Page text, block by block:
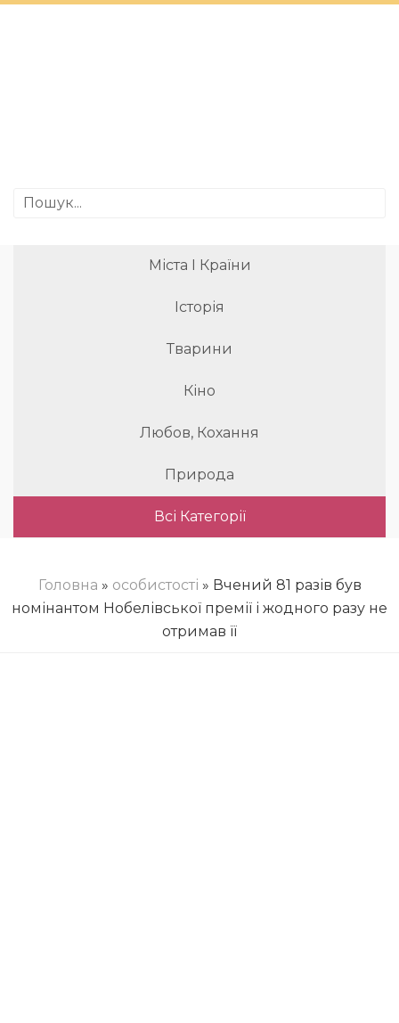
Міста І Країни
Історія
Тварини
Кіно
Любов, Кохання
Природа
Всі Категорії
Головна » особистості » Вчений 81 разів був
номінантом Нобелівської премії і жодного разу не
отримав її